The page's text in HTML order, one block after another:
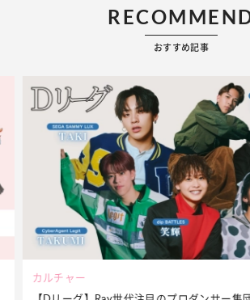
おすすめ記事
カルチャー